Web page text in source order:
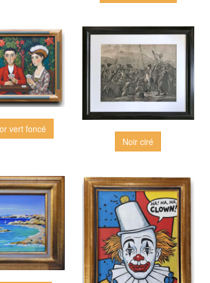
vert foncé
Noir ciré